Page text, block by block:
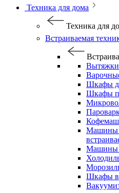
Техника для дома
Техника для
Встраиваемая
Вытяжки
Шкафы
Шкафы
Машины
Машины
Шкафы